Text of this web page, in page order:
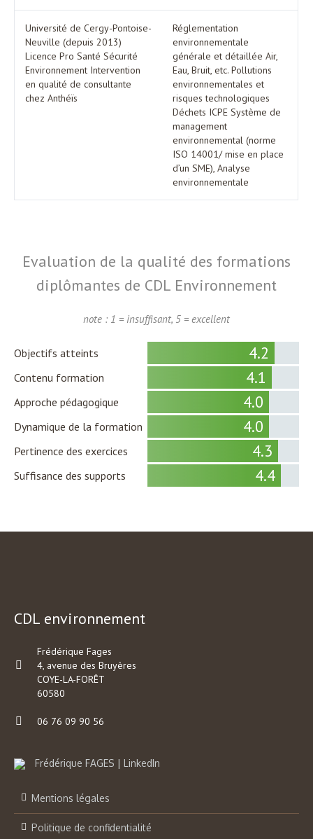
Université de Cergy-Pontoise-
Neuville (depuis 2013)
Licence Pro Santé Sécurité
Environnement Intervention
en qualité de consultante
chez Anthéïs
Réglementation
environnementale
générale et détaillée Air,
Eau, Bruit, etc. Pollutions
environnementales et
risques technologiques
Déchets ICPE Système de
management
environnemental (norme
ISO 14001/ mise en place
d’un SME), Analyse
environnementale
Evaluation de la qualité des formations
diplômantes de CDL Environnement
note : 1 = insuffisant, 5 = excellent
Objectifs atteints 4.2
Contenu formation 4.1
Approche pédagogique 4.0
Dynamique de la formation 4.0
Pertinence des exercices 4.3
Suffisance des supports 4.4
CDL environnement
Frédérique Fages
4, avenue des Bruyères
COYE-LA-FORÊT
60580
06 76 09 90 56
Frédérique FAGES | LinkedIn
Mentions légales
Politique de confidentialité